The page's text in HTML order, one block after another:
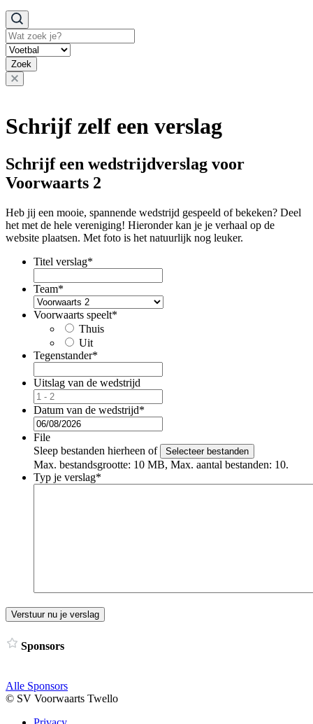
Zoeken
Zoek
Schrijf zelf een verslag
Schrijf een wedstrijdverslag voor
Voorwaarts 2
Heb jij een mooie, spannende wedstrijd gespeeld of bekeken? Deel
het met de hele vereniging! Hieronder kan je je verhaal op de
website plaatsen. Met foto is het natuurlijk nog leuker.
Titel verslag*
Team*
Voorwaarts speelt*
Thuis
Uit
Tegenstander*
Uitslag van de wedstrijd
Datum van de wedstrijd*
slash
MM
slash
JJJJ
File
Sleep bestanden hierheen of
Selecteer bestanden
Max. bestandsgrootte: 10 MB, Max. aantal bestanden: 10.
Typ je verslag*
Sponsors
Alle Sponsors
© SV Voorwaarts Twello